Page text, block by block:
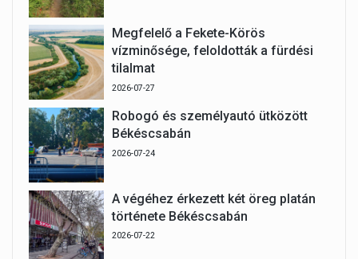
Megfelelő a Fekete-Körös
vízminősége, feloldották a fürdési
tilalmat
2026-07-27
Robogó és személyautó ütközött
Békéscsabán
2026-07-24
A végéhez érkezett két öreg platán
története Békéscsabán
2026-07-22